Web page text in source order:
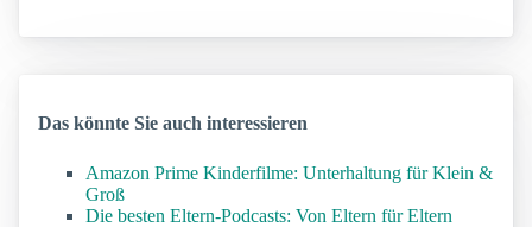
Das könnte Sie auch interessieren
Amazon Prime Kinderfilme: Unterhaltung für Klein &
Groß
Die besten Eltern-Podcasts: Von Eltern für Eltern